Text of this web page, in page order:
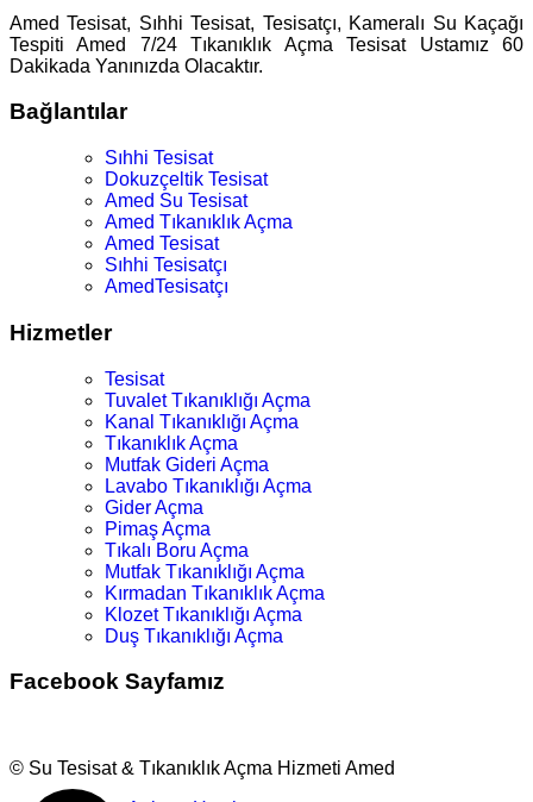
Amed Tesisat, Sıhhi Tesisat, Tesisatçı, Kameralı Su Kaçağı
Tespiti Amed 7/24 Tıkanıklık Açma Tesisat Ustamız 60
Dakikada Yanınızda Olacaktır.
Bağlantılar
Sıhhi Tesisat
Dokuzçeltik Tesisat
Amed Su Tesisat
Amed Tıkanıklık Açma
Amed Tesisat
Sıhhi Tesisatçı
AmedTesisatçı
Hizmetler
Tesisat
Tuvalet Tıkanıklığı Açma
Kanal Tıkanıklığı Açma
Tıkanıklık Açma
Mutfak Gideri Açma
Lavabo Tıkanıklığı Açma
Gider Açma
Pimaş Açma
Tıkalı Boru Açma
Mutfak Tıkanıklığı Açma
Kırmadan Tıkanıklık Açma
Klozet Tıkanıklığı Açma
Duş Tıkanıklığı Açma
Facebook Sayfamız
© Su Tesisat & Tıkanıklık Açma Hizmeti Amed